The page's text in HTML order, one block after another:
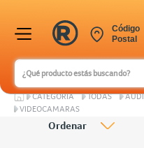
Código
Postal
CATEGORÍA TODAS
VIDEOCAMARAS
Ordenar